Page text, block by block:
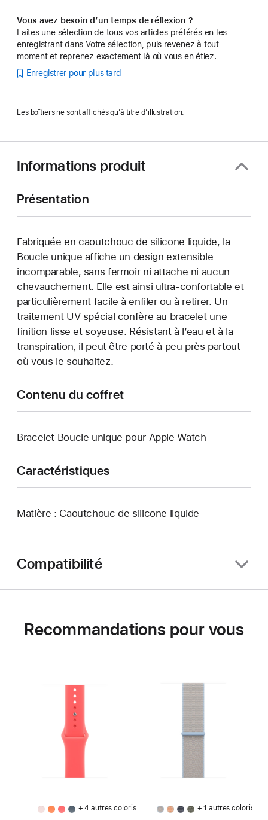
Vous avez besoin d’un temps de réflexion ?
Faites une sélection de tous vos articles préférés en les
enregistrant dans Votre sélection, puis revenez à tout
moment et reprenez exactement là où vous en étiez.
Enregistrer pour plus tard
Les boîtiers ne sont affichés qu’à titre d’illustration.
Informations produit
Présentation
Fabriquée en caoutchouc de silicone liquide, la
Boucle unique affiche un design extensible
incomparable, sans fermoir ni attache ni aucun
chevauchement. Elle est ainsi ultra-confortable et
particulièrement facile à enfiler ou à retirer. Un
traitement UV spécial confère au bracelet une
finition lisse et soyeuse. Résistant à l’eau et à la
transpiration, il peut être porté à peu près partout
où vous le souhaitez.
Contenu du coffret
Bracelet Boucle unique pour Apple Watch
Caractéristiques
Matière : Caoutchouc de silicone liquide
Compatibilité
Recommandations pour vous
+ 4 autres coloris + 1 autres coloris